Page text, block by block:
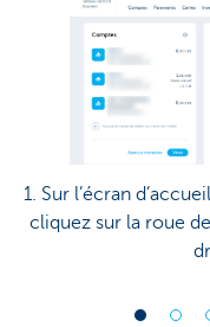
1. Sur l’écran
cliquez sur la roue